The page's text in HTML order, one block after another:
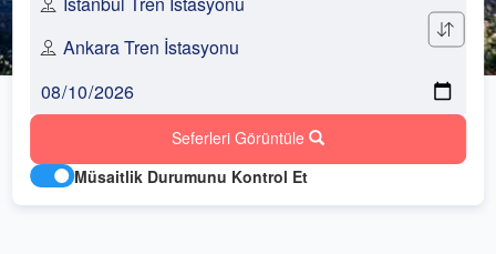
Seferleri Görüntüle
Müsaitlik Durumunu Kontrol Et